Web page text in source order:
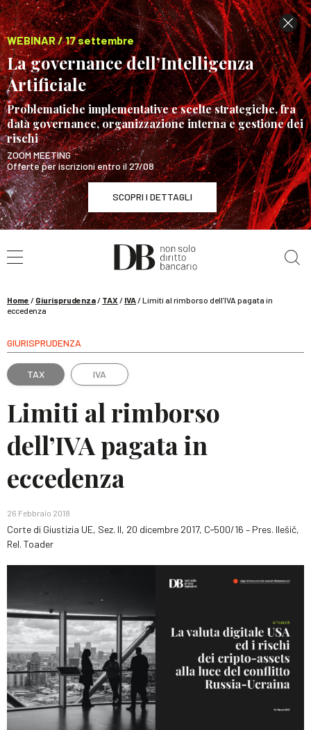
WEBINAR / 17 settembre
La governance dell’Intelligenza
Artificiale
Problematiche implementative e scelte strategiche, fra
data governance, organizzazione interna e gestione dei
rischi
ZOOM MEETING
Offerte per iscrizioni entro il 27/08
SCOPRI I DETTAGLI
WEBINAR / 17 settembre
La governance dell’Intelligenza Artificiale
Home / Giurisprudenza/ TAX / IVA/Limiti al rimborso dell’IVA pagata in
eccedenza
GIURISPRUDENZA
TAX IVA
Limiti al rimborso
dell’IVA pagata in
eccedenza
26 Febbraio 2018
Corte di Giustizia UE, Sez. II, 20 dicembre 2017, C‑500/16 – Pres. Ilešič,
Rel. Toader